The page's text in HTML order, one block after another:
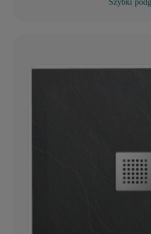
Szybki